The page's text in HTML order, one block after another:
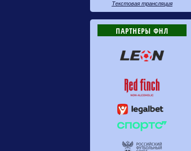
Текстовая трансляция
ПАРТНЕРЫ ФНЛ